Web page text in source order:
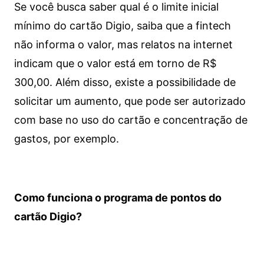
Se você busca saber qual é o limite inicial
mínimo do cartão Digio, saiba que a fintech
não informa o valor, mas relatos na internet
indicam que o valor está em torno de R$
300,00. Além disso, existe a possibilidade de
solicitar um aumento, que pode ser autorizado
com base no uso do cartão e concentração de
gastos, por exemplo.
Como funciona o programa de pontos do
cartão Digio?